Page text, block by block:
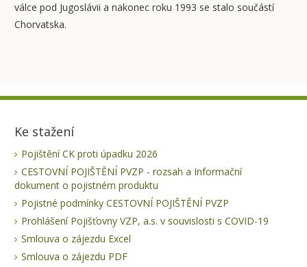
válce pod Jugoslávii a nakonec roku 1993 se stalo součástí
Chorvatska.
Ke stažení
Pojištění CK proti úpadku 2026
CESTOVNÍ POJIŠTĚNÍ PVZP - rozsah a Informační
dokument o pojistném produktu
Pojistné podmínky CESTOVNÍ POJIŠTĚNÍ PVZP
Prohlášení Pojišťovny VZP, a.s. v souvislosti s COVID-19
Smlouva o zájezdu Excel
Smlouva o zájezdu PDF